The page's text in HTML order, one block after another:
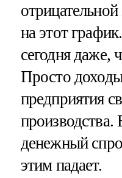
на этот
сегодня даже,
Просто
предприятия
производства.
денежный
этим падает.